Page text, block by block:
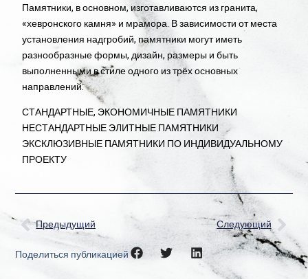
Памятники, в основном, изготавливаются из гранита,
«хевронского камня» и мрамора. В зависимости от места
установления надгробий, памятники могут иметь
разнообразные формы, дизайн, размеры и быть
выполненными в стиле одного из трёх основных
направлений:
СТАНДАРТНЫЕ, ЭКОНОМИЧНЫЕ ПАМЯТНИКИ
НЕСТАНДАРТНЫЕ ЭЛИТНЫЕ ПАМЯТНИКИ
ЭКСКЛЮЗИВНЫЕ ПАМЯТНИКИ ПО ИНДИВИДУАЛЬНОМУ
ПРОЕКТУ
Предыдущий Следующий
Поделиться публикацией